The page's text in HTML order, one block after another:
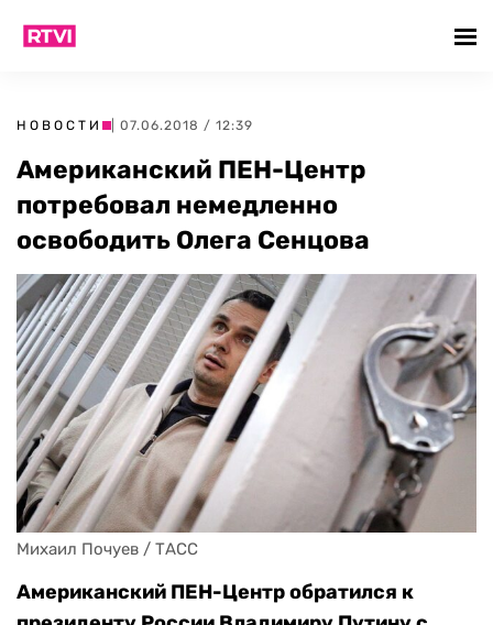
НОВОСТИ | 07.06.2018 / 12:39
Американский ПЕН-Центр
потребовал немедленно
освободить Олега Сенцова
Михаил Почуев / ТАСС
Американский ПЕН-Центр обратился к